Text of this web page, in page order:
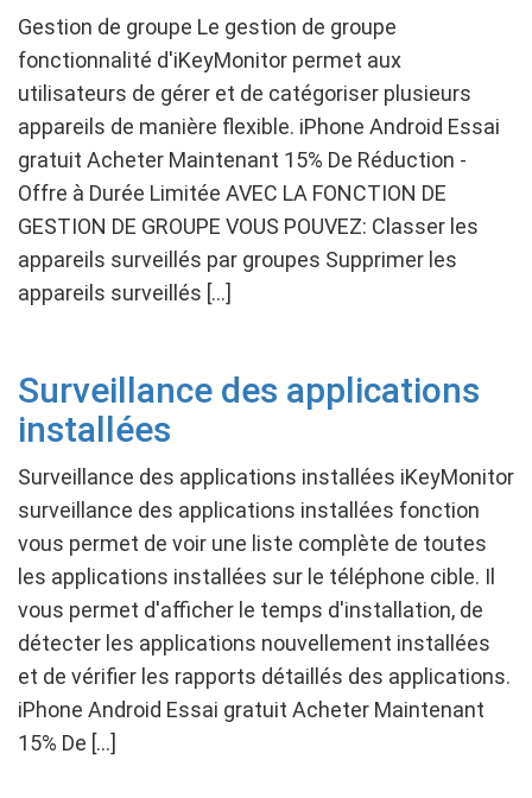
Gestion de groupe Le gestion de groupe
fonctionnalité d'iKeyMonitor permet aux
utilisateurs de gérer et de catégoriser plusieurs
appareils de manière flexible. iPhone Android Essai
gratuit Acheter Maintenant 15% De Réduction -
Offre à Durée Limitée AVEC LA FONCTION DE
GESTION DE GROUPE VOUS POUVEZ: Classer les
appareils surveillés par groupes Supprimer les
appareils surveillés […]
Surveillance des applications
installées
Surveillance des applications installées iKeyMonitor
surveillance des applications installées fonction
vous permet de voir une liste complète de toutes
les applications installées sur le téléphone cible. Il
vous permet d'afficher le temps d'installation, de
détecter les applications nouvellement installées
et de vérifier les rapports détaillés des applications.
iPhone Android Essai gratuit Acheter Maintenant
15% De […]